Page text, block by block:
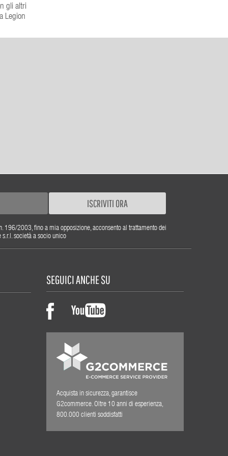
gli altri
Legion
ISCRIVITI ORA
196/2003, fino a mia opposizione, acconsento al trattamento dei
società a socio unico
SEGUICI ANCHE SU
Acquista in sicurezza, garantisce
G2commerce. Oltre 10 anni di esperienza,
800.000 clienti soddisfatti